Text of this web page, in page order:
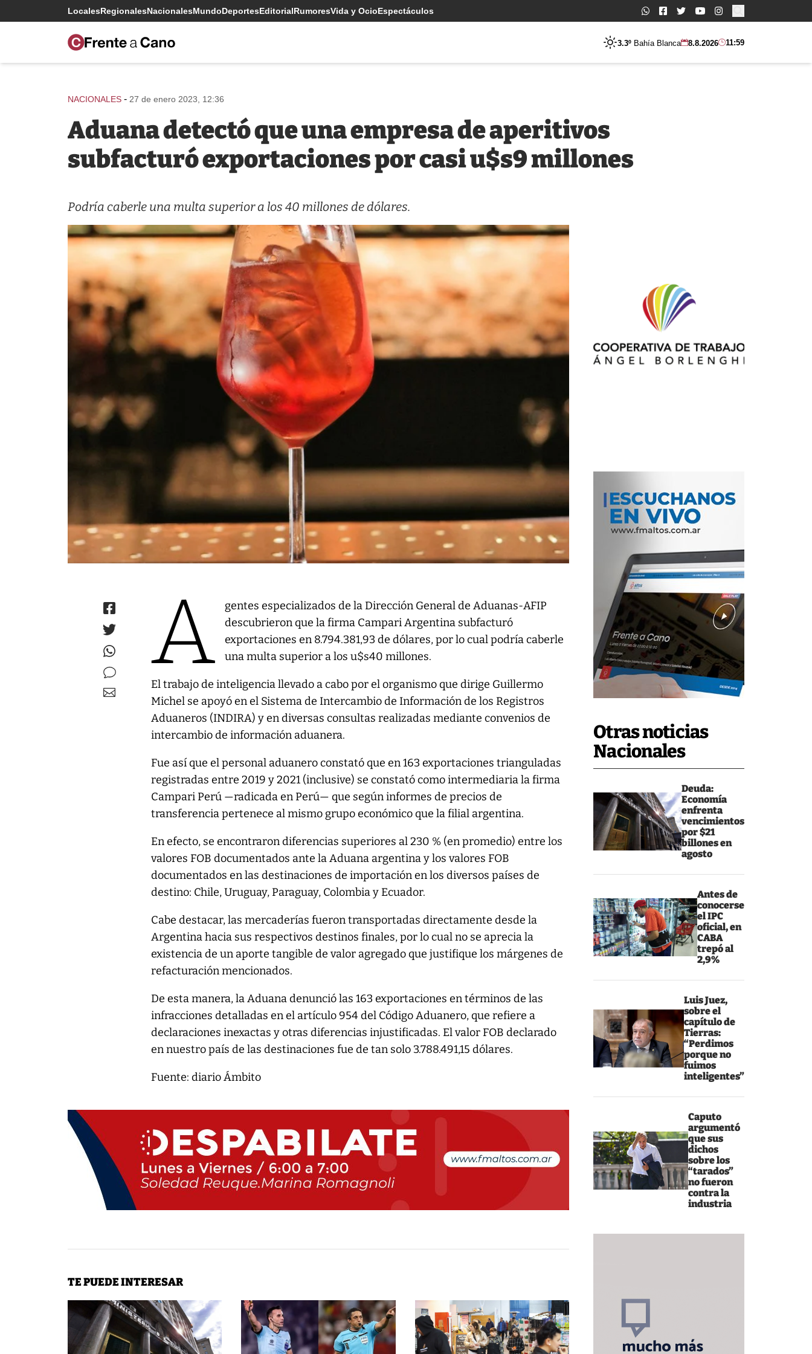
LocalesRegionalesNacionalesMundoDeportesEditorialRumoresVida y OcioEspectáculos Buscar:
3.3º Bahía Blanca 8.8.2026 11:59
Otras noticias
Nacionales
Deuda:
Economía
enfrenta
vencimientos
por $21
billones en
agosto
Antes de
conocerse
el IPC
oficial, en
CABA
trepó al
2,9%
Luis Juez,
sobre el
capítulo de
Tierras:
“Perdimos
porque no
fuimos
inteligentes”
Caputo
argumentó
que sus
dichos
sobre los
“tarados”
no fueron
contra la
industria
NACIONALES - 27 de enero 2023, 12:36
Aduana detectó que una empresa de aperitivos
subfacturó exportaciones por casi u$s9 millones
Podría caberle una multa superior a los 40 millones de dólares.
A
gentes especializados de la Dirección General de Aduanas-AFIP
descubrieron que la firma Campari Argentina subfacturó
exportaciones en 8.794.381,93 de dólares, por lo cual podría caberle
una multa superior a los u$s40 millones.
El trabajo de inteligencia llevado a cabo por el organismo que dirige Guillermo
Michel se apoyó en el Sistema de Intercambio de Información de los Registros
Aduaneros (INDIRA) y en diversas consultas realizadas mediante convenios de
intercambio de información aduanera.
Fue así que el personal aduanero constató que en 163 exportaciones trianguladas
registradas entre 2019 y 2021 (inclusive) se constató como intermediaria la firma
Campari Perú —radicada en Perú— que según informes de precios de
transferencia pertenece al mismo grupo económico que la filial argentina.
En efecto, se encontraron diferencias superiores al 230 % (en promedio) entre los
valores FOB documentados ante la Aduana argentina y los valores FOB
documentados en las destinaciones de importación en los diversos países de
destino: Chile, Uruguay, Paraguay, Colombia y Ecuador.
Cabe destacar, las mercaderías fueron transportadas directamente desde la
Argentina hacia sus respectivos destinos finales, por lo cual no se aprecia la
existencia de un aporte tangible de valor agregado que justifique los márgenes de
refacturación mencionados.
De esta manera, la Aduana denunció las 163 exportaciones en términos de las
infracciones detalladas en el artículo 954 del Código Aduanero, que refiere a
declaraciones inexactas y otras diferencias injustificadas. El valor FOB declarado
en nuestro país de las destinaciones fue de tan solo 3.788.491,15 dólares.
Fuente: diario Ámbito
TE PUEDE INTERESAR